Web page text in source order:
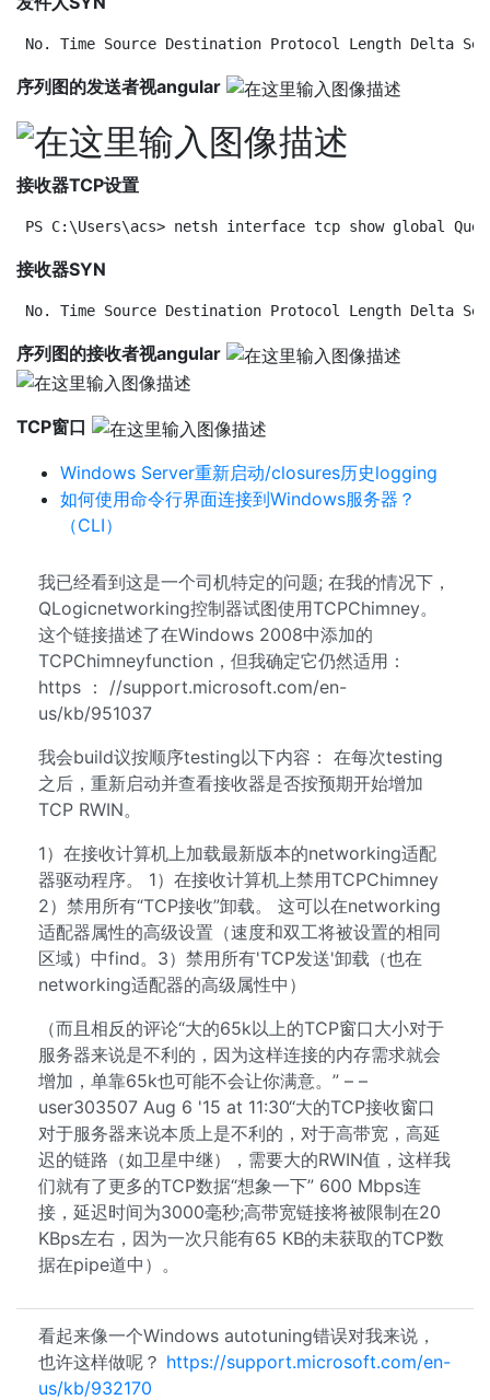
No. Time Source Destination Protocol Length Delta
序列图的发送者视angular
接收器TCP设置
PS C:\Users\acs> netsh interface tcp show global
接收器SYN
No. Time Source Destination Protocol Length Delta
序列图的接收者视angular
TCP窗口
Windows Server重新启动/closures历史logging
如何使用命令行界面连接到Windows服务器？
（CLI）
我已经看到这是一个司机特定的问题; 在我的情况下，
QLogicnetworking控制器试图使用TCPChimney。
这个链接描述了在Windows 2008中添加的
TCPChimneyfunction，但我确定它仍然适用：
https ： //support.microsoft.com/en-
us/kb/951037
我会build议按顺序testing以下内容： 在每次testing
之后，重新启动并查看接收器是否按预期开始增加
TCP RWIN。
1）在接收计算机上加载最新版本的networking适配
器驱动程序。 1）在接收计算机上禁用TCPChimney
2）禁用所有“TCP接收”卸载。 这可以在networking
适配器属性的高级设置（速度和双工将被设置的相同
区域）中find。3）禁用所有'TCP发送'卸载（也在
networking适配器的高级属性中）
（而且相反的评论“大的65k以上的TCP窗口大小对于
服务器来说是不利的，因为这样连接的内存需求就会
增加，单靠65k也可能不会让你满意。” – –
user303507 Aug 6 '15 at 11:30“大的TCP接收窗口
对于服务器来说本质​​上是不利的，对于高带宽，高延
迟的链路（如卫星中继），需要大的RWIN值，这样我
们就有了更多的TCP数据“想象一下” 600 Mbps连
接，延迟时间为3000毫秒;高带宽链接将被限制在20
KBps左右，因为一次只能有65 KB的未获取的TCP数
据在pipe道中）。
看起来像一个Windows autotuning错误对我来说，
也许这样做呢？ https://support.microsoft.com/en-
us/kb/932170